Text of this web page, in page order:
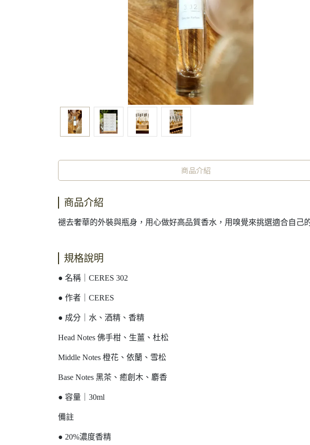
商品介紹
商品介紹
褪去奢華的外裝與瓶身，用心做好高品質香水，用嗅覺來挑選適合自己
規格說明
● 名稱｜CERES 302
● 作者｜CERES
● 成分｜水、酒精、香精
Head Notes 佛手柑、生薑、杜松
Middle Notes 橙花、依蘭、雪松
Base Notes 黑茶、癒創木、麝香
● 容量｜30ml
備註
● 20%濃度香精